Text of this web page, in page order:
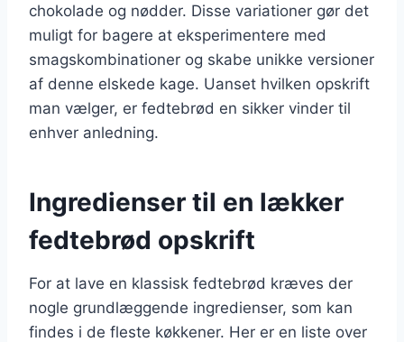
chokolade og nødder. Disse variationer gør det
muligt for bagere at eksperimentere med
smagskombinationer og skabe unikke versioner
af denne elskede kage. Uanset hvilken opskrift
man vælger, er fedtebrød en sikker vinder til
enhver anledning.
Ingredienser til en lækker
fedtebrød opskrift
For at lave en klassisk fedtebrød kræves der
nogle grundlæggende ingredienser, som kan
findes i de fleste køkkener. Her er en liste over